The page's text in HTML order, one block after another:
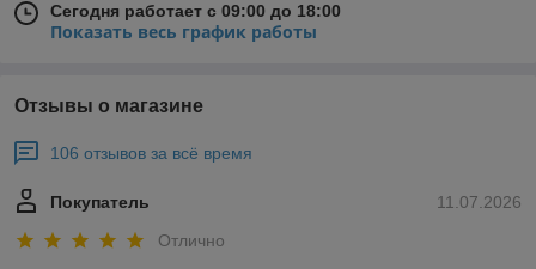
Сегодня работает с 09:00 до 18:00
Показать весь график работы
Отзывы о магазине
106 отзывов за всё время
11.07.2026
Покупатель
Отлично